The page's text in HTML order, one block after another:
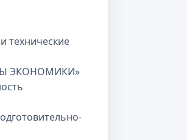
технические
ЭКОНОМИКИ»